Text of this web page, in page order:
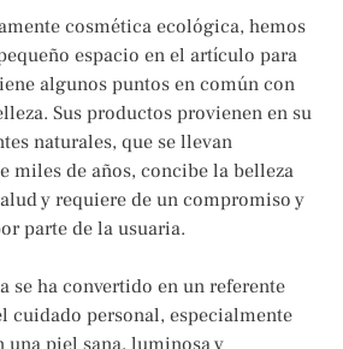
cosmética ecológica, hemos
espacio en el artículo para
algunos puntos en común con
Sus productos provienen en su
naturales, que se llevan
miles de años, concibe la belleza
y requiere de un compromiso y
parte de la usuaria.
se ha convertido en un referente
cuidado personal, especialmente